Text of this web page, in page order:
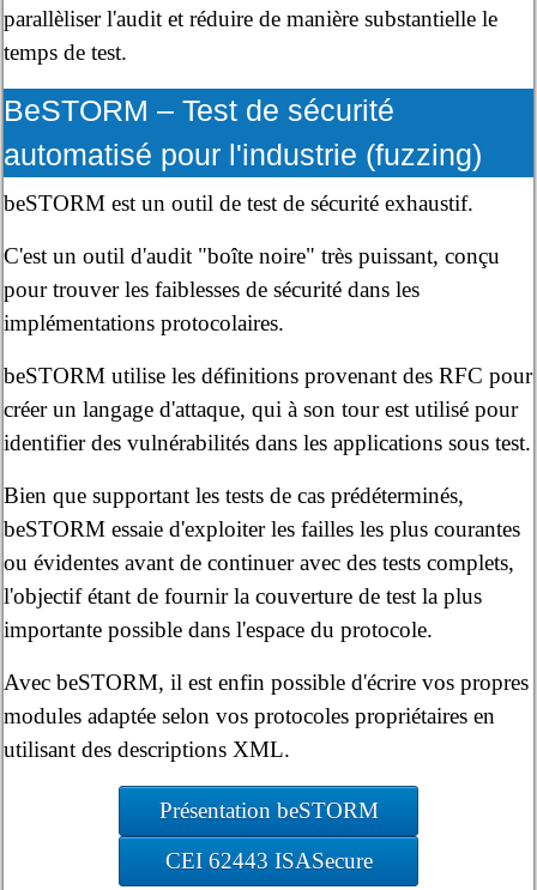
parallèliser l'audit et réduire de manière substantielle le
temps de test.
BeSTORM – Test de sécurité
automatisé pour l'industrie (fuzzing)
beSTORM est un outil de test de sécurité exhaustif.
C'est un outil d'audit "boîte noire" très puissant, conçu
pour trouver les faiblesses de sécurité dans les
implémentations protocolaires.
beSTORM utilise les définitions provenant des RFC pour
créer un langage d'attaque, qui à son tour est utilisé pour
identifier des vulnérabilités dans les applications sous test.
Bien que supportant les tests de cas prédéterminés,
beSTORM essaie d'exploiter les failles les plus courantes
ou évidentes avant de continuer avec des tests complets,
l'objectif étant de fournir la couverture de test la plus
importante possible dans l'espace du protocole.
Avec beSTORM, il est enfin possible d'écrire vos propres
modules adaptée selon vos protocoles propriétaires en
utilisant des descriptions XML.
Présentation beSTORM
CEI 62443 ISASecure